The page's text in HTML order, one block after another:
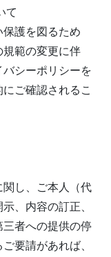
て
護を図るため
範の変更に伴
シーポリシーを
ご確認されるこ
し、ご本人（代
、内容の訂正、
者への提供の停
要請があれば、